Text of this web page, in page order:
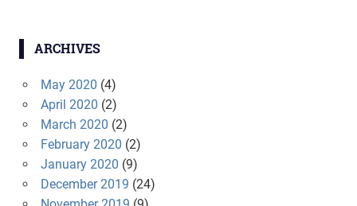
ARCHIVES
May 2020 (4)
April 2020 (2)
March 2020 (2)
February 2020 (2)
January 2020 (9)
December 2019 (24)